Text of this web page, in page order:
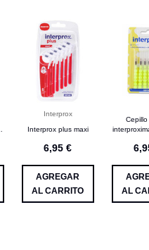
Interprox
Interprox plus maxi
6,95 €
AGREGAR
AL CARRITO
AL